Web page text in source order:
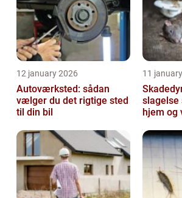
12 january 2026
Autoværksted: sådan
vælger du det rigtige sted
til din bil
11
slagelse sådan får du ro i
hjem og